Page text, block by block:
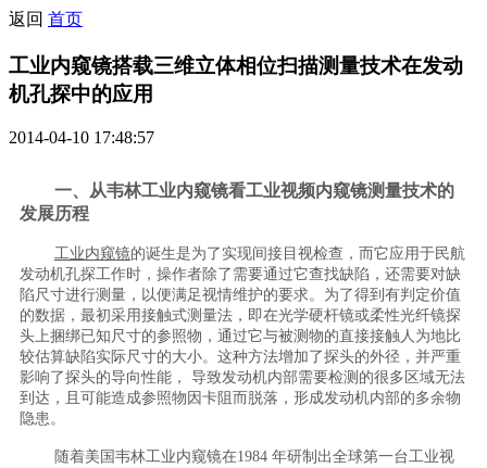
返回 首页
工业内窥镜搭载三维立体相位扫描测量技术在发动
机孔探中的应用
2014-04-10 17:48:57
一、从韦林工业内窥镜看工业视频内窥镜测量技术的
发展历程
工业内窥镜的诞生是为了实现间接目视检查，而它应用于民航
发动机孔探工作时，操作者除了需要通过它查找缺陷，还需要对缺
陷尺寸进行测量，以便满足视情维护的要求。为了得到有判定价值
的数据，最初采用接触式测量法，即在光学硬杆镜或柔性光纤镜探
头上捆绑已知尺寸的参照物，通过它与被测物的直接接触人为地比
较估算缺陷实际尺寸的大小。这种方法增加了探头的外径，并严重
影响了探头的导向性能， 导致发动机内部需要检测的很多区域无法
到达，且可能造成参照物因卡阻而脱落，形成发动机内部的多余物
隐患。
随着美国韦林工业内窥镜在1984 年研制出全球第一台工业视